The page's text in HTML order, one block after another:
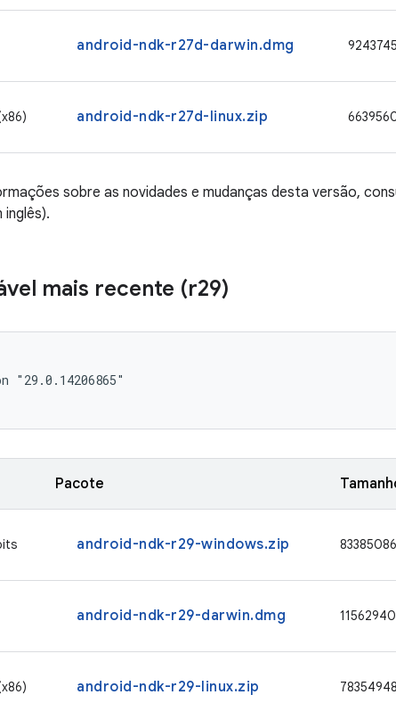
android-ndk-r27d-darwin.dmg
android-ndk-r27d-linux.zip
sobre as novidades e mudanças desta versão,
inglês).
mais recente (r29)
"29.0.14206865"
Pacote
android-ndk-r29-windows.zip
android-ndk-r29-darwin.dmg
android-ndk-r29-linux.zip